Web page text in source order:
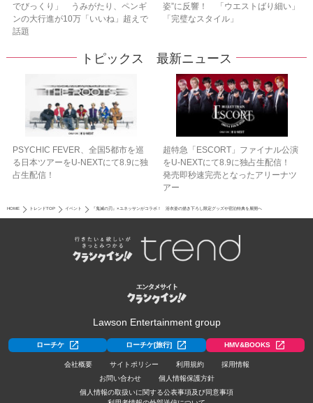
でびっくり」 うみがたり、ペンギ
ンの大行進が10万「いいね」超えで
話題
姿”に反響！ 「ウエストばり細い」
「完璧なスタイル」
トピックス 最新ニュース
PSYCHIC FEVER、全国5都市を巡
る日本ツアーをU‐NEXTにて8.9に独
占生配信！
超特急「ESCORT」ファイナル公演
をU-NEXTにて8.9に独占生配信！
発売即秒速完売となったアリーナツ
アー
HOME トレンドTOP イベント 『鬼滅の刃』×ユネッサンがコラボ！ 浴衣姿の描き下ろし限定グッズや宿泊特典を展開へ
Lawson Entertainment group
ローチケ ローチケ[旅行] HMV&BOOKS
会社概要 サイトポリシー 利用規約
採用情報
お問い合わせ
個人情報保護方針
個人情報の取扱いに関する公表事項及び同意事項